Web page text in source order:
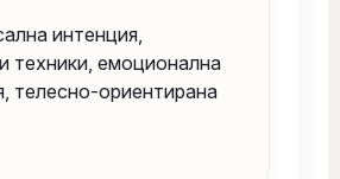
интенция,
техники, емоционална
телесно-ориентирана